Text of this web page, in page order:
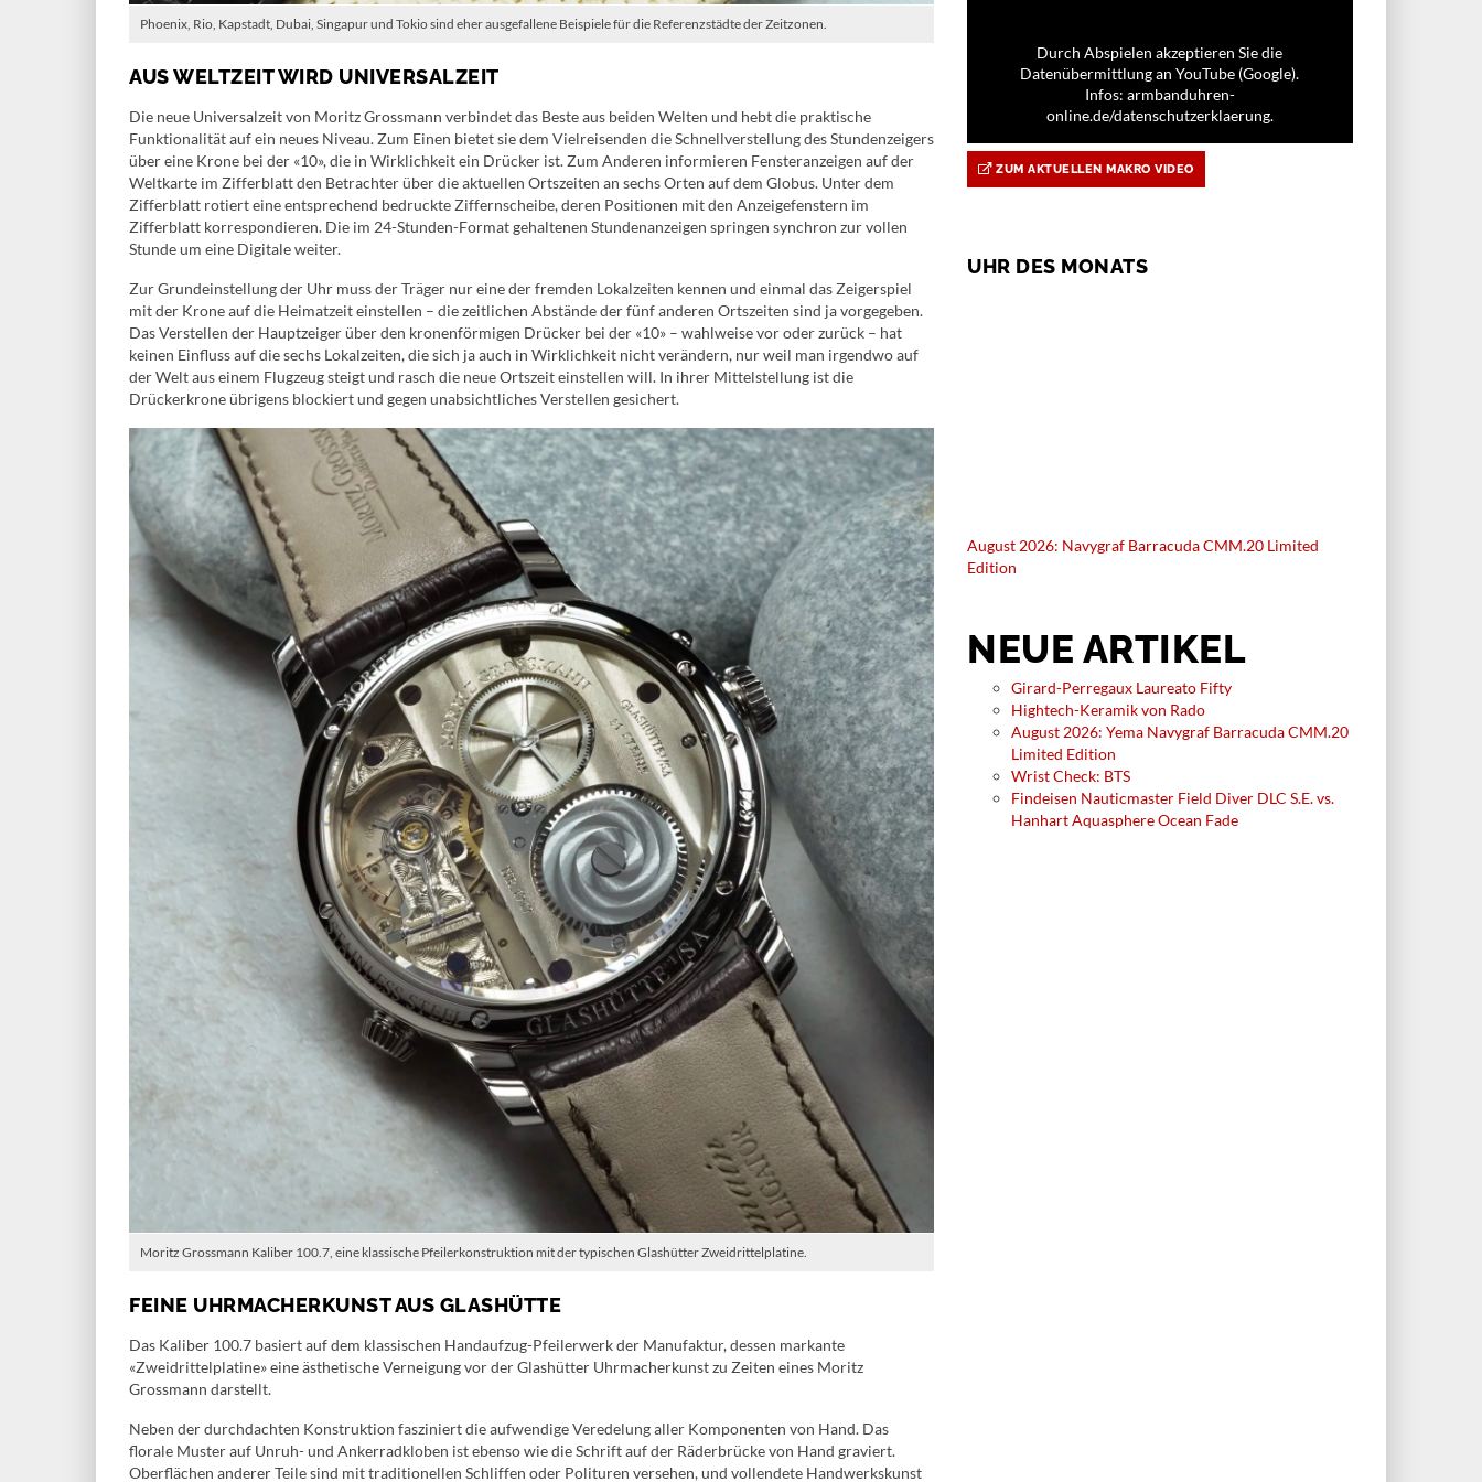
Phoenix, Rio, Kapstadt, Dubai, Singapur und Tokio sind eher ausgefallene Beispiele für die Referenzstädte der Zeitzonen.
AUS WELTZEIT WIRD UNIVERSALZEIT
Die neue Universalzeit von Moritz Grossmann verbindet das Beste aus beiden Welten und hebt die praktische
Funktionalität auf ein neues Niveau. Zum Einen bietet sie dem Vielreisenden die Schnellverstellung des Stundenzeigers
über eine Krone bei der «10», die in Wirklichkeit ein Drücker ist. Zum Anderen informieren Fensteranzeigen auf der
Weltkarte im Zifferblatt den Betrachter über die aktuellen Ortszeiten an sechs Orten auf dem Globus. Unter dem
Zifferblatt rotiert eine entsprechend bedruckte Ziffernscheibe, deren Positionen mit den Anzeigefenstern im
Zifferblatt korrespondieren. Die im 24-Stunden-Format gehaltenen Stundenanzeigen springen synchron zur vollen
Stunde um eine Digitale weiter.
Zur Grundeinstellung der Uhr muss der Träger nur eine der fremden Lokalzeiten kennen und einmal das Zeigerspiel
mit der Krone auf die Heimatzeit einstellen – die zeitlichen Abstände der fünf anderen Ortszeiten sind ja vorgegeben.
Das Verstellen der Hauptzeiger über den kronenförmigen Drücker bei der «10» – wahlweise vor oder zurück – hat
keinen Einfluss auf die sechs Lokalzeiten, die sich ja auch in Wirklichkeit nicht verändern, nur weil man irgendwo auf
der Welt aus einem Flugzeug steigt und rasch die neue Ortszeit einstellen will. In ihrer Mittelstellung ist die
Drückerkrone übrigens blockiert und gegen unabsichtliches Verstellen gesichert.
Moritz Grossmann Kaliber 100.7, eine klassische Pfeilerkonstruktion mit der typischen Glashütter Zweidrittelplatine.
FEINE UHRMACHERKUNST AUS GLASHÜTTE
Das Kaliber 100.7 basiert auf dem klassischen Handaufzug-Pfeilerwerk der Manufaktur, dessen markante
«Zweidrittelplatine» eine ästhetische Verneigung vor der Glashütter Uhrmacherkunst zu Zeiten eines Moritz
Grossmann darstellt.
Neben der durchdachten Konstruktion fasziniert die aufwendige Veredelung aller Komponenten von Hand. Das
florale Muster auf Unruh- und Ankerradkloben ist ebenso wie die Schrift auf der Räderbrücke von Hand graviert.
Oberflächen anderer Teile sind mit traditionellen Schliffen oder Polituren versehen, und vollendete Handwerkskunst
Durch Abspielen akzeptieren Sie die
Datenübermittlung an YouTube (Google).
Infos: armbanduhren-
online.de/datenschutzerklaerung.
ZUM AKTUELLEN MAKRO VIDEO
UHR DES MONATS
August 2026: Navygraf Barracuda CMM.20 Limited
Edition
NEUE ARTIKEL
Girard-Perregaux Laureato Fifty
Hightech-Keramik von Rado
August 2026: Yema Navygraf Barracuda CMM.20
Limited Edition
Wrist Check: BTS
Findeisen Nauticmaster Field Diver DLC S.E. vs.
Hanhart Aquasphere Ocean Fade